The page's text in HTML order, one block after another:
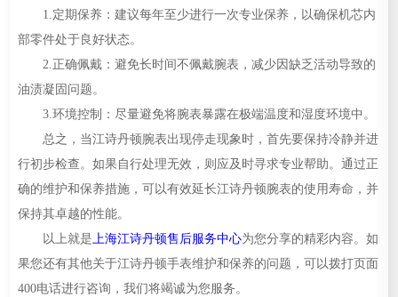
1.定期保养：建议每年至少进行一次专业保养，以确保机芯内
部零件处于良好状态。
2.正确佩戴：避免长时间不佩戴腕表，减少因缺乏活动导致的
油渍凝固问题。
3.环境控制：尽量避免将腕表暴露在极端温度和湿度环境中。
总之，当江诗丹顿腕表出现停走现象时，首先要保持冷静并进
行初步检查。如果自行处理无效，则应及时寻求专业帮助。通过正
确的维护和保养措施，可以有效延长江诗丹顿腕表的使用寿命，并
保持其卓越的性能。
以上就是上海江诗丹顿售后服务中心为您分享的精彩内容。如
果您还有其他关于江诗丹顿手表维护和保养的问题，可以拨打页面
400电话进行咨询，我们将竭诚为您服务。